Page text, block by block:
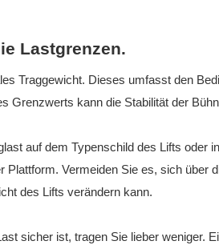
Lastgrenzen.
Traggewicht. Dieses umfasst den
Grenzwerts kann die Stabilität der
auf dem Typenschild des Lifts oder
Vermeiden Sie es, sich über
des Lifts verändern kann.
sicher ist, tragen Sie lieber weniger.